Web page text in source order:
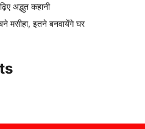
अद्भुत कहानी
मसीहा, इतने बनवायेंगे घर